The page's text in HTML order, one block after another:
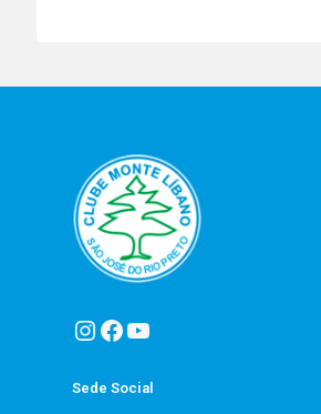
Instagram
Facebook
Youtube
Sede Social